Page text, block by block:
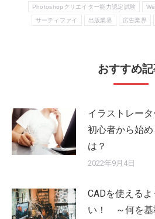
Photoshopクリエイター能力認定試験
サーティファイ 出版業界 広告業界
おすすめ
イラストレー
初心者から始
は？
2022年9月4日
CADを使える
い！ ～何を基